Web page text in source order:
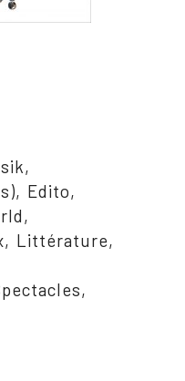
Edito
Littérature